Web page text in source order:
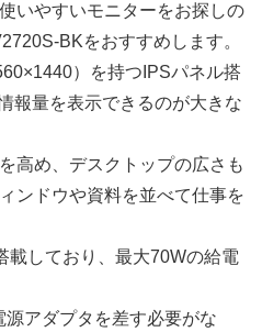
いやすいモニターをお探しの
BKをおすすめします。
）を持つIPSパネル搭
報量を表示できるのが大きな
高め、デスクトップの広さも
ンドウや資料を並べて仕事を
載しており、最大70Wの給電
アダプタを差す必要がな